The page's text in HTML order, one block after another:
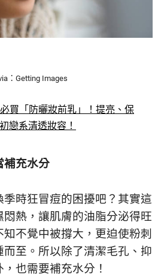
：Getting Images
買「防曬妝前乳」！提亮、保
戀系清透妝容！
補充水分
季時狂冒痘的困擾吧？其實這
悶熱，讓肌膚的油脂分泌得旺
不覺中被撐大，更迫使粉刺
而至。所以除了清潔毛孔、抑
也需要補充水分！